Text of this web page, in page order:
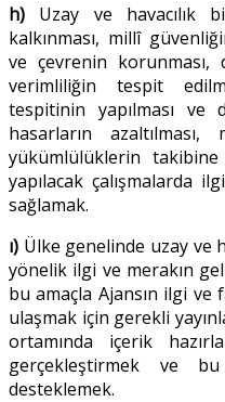
h) Uzay ve havacılık
kalkınması, millî
ve çevrenin korunması,
verimliliğin tespit
tespitinin yapılması ve
hasarların
yükümlülüklerin takibine
yapılacak çalışmalarda
sağlamak.
ı) Ülke genelinde uzay ve
yönelik ilgi ve merakın
bu amaçla Ajansın ilgi ve
ulaşmak için gerekli
ortamında içerik
gerçekleştirmek ve
desteklemek.